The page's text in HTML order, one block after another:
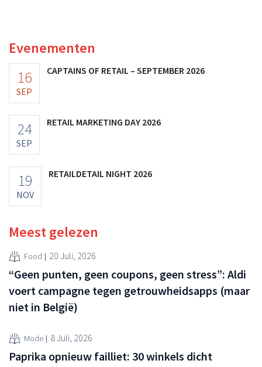
Evenementen
16
SEP
CAPTAINS OF RETAIL – SEPTEMBER 2026
24
SEP
RETAIL MARKETING DAY 2026
19
NOV
RETAILDETAIL NIGHT 2026
Meest gelezen
Food 20 Juli, 2026
“Geen punten, geen coupons, geen stress”: Aldi
voert campagne tegen getrouwheidsapps (maar
niet in België)
Mode 8 Juli, 2026
Paprika opnieuw failliet: 30 winkels dicht